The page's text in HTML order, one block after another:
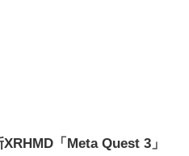
「Meta Quest 3」